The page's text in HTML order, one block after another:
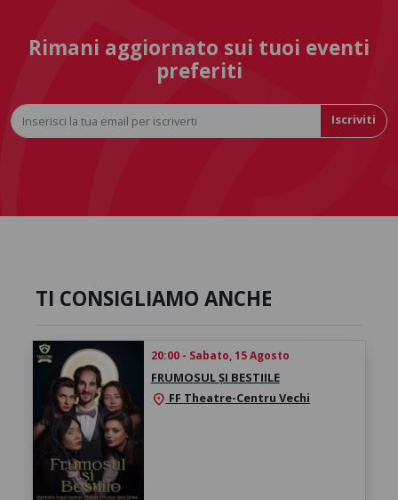
Rimani aggiornato sui tuoi eventi
preferiti
Iscriviti
TI CONSIGLIAMO ANCHE
20:00 - Sabato, 15 Agosto
FRUMOSUL ȘI BESTIILE
location_on FF Theatre-Centru Vechi